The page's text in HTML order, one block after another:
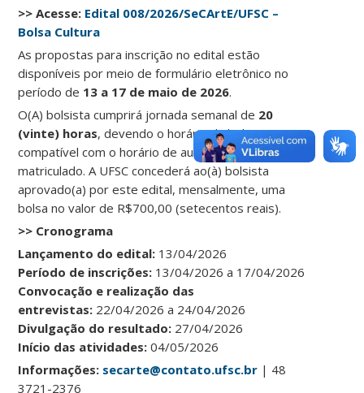
>> Acesse: Edital 008/2026/SeCArtE/UFSC –
Bolsa Cultura
As propostas para inscrição no edital estão
disponíveis por meio de formulário eletrônico no
período de 13 a 17 de maio de 2026.
O(A) bolsista cumprirá jornada semanal de 20
(vinte) horas, devendo o horário da bolsa ser
compatível com o horário de aula em que esteja
matriculado. A UFSC concederá ao(à) bolsista
aprovado(a) por este edital, mensalmente, uma
bolsa no valor de R$700,00 (setecentos reais).
>> Cronograma
Lançamento do edital: 13/04/2026
Período de inscrições: 13/04/2026 a 17/04/2026
Convocação e realização das
entrevistas: 22/04/2026 a 24/04/2026
Divulgação do resultado: 27/04/2026
Início das atividades: 04/05/2026
Informações: secarte@contato.ufsc.br | 48
3721-2376